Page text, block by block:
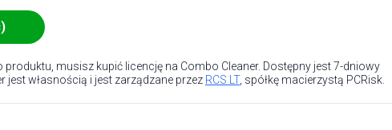
musisz kupić licencję na Combo Cleaner. Dostępny jest 7-dniowy
jest własnością i jest zarządzane przez RCS LT, spółkę macierzystą PCRisk.